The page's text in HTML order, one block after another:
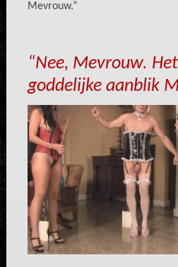
Mevrouw.”
“Nee, Mevrouw.
goddelijke aanblik